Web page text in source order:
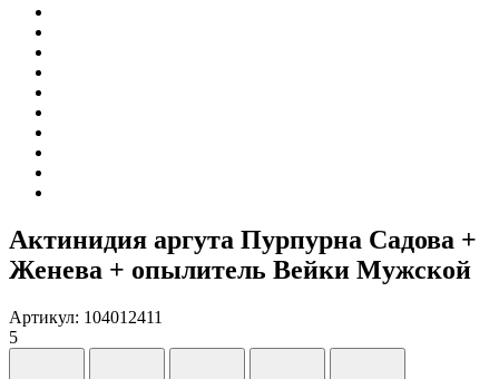
Актинидия аргута Пурпурна Садова +
Женева + опылитель Вейки Мужской
Артикул: 104012411
5